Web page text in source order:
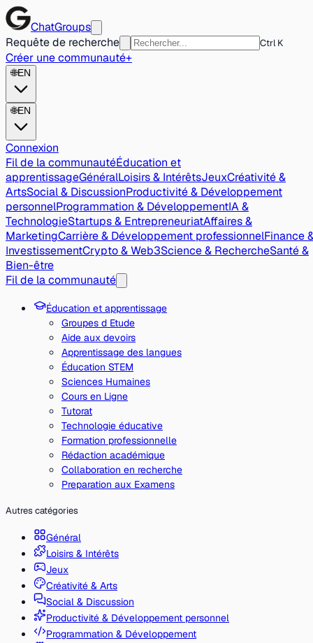
ChatGroups
Requête de recherche
Ctrl K
Créer une communauté+
🌐EN
🌐EN
Connexion
Fil de la communautéÉducation et
apprentissageGénéralLoisirs & IntérêtsJeuxCréativité &
ArtsSocial & DiscussionProductivité & Développement
personnelProgrammation & DéveloppementIA &
TechnologieStartups & EntrepreneuriatAffaires &
MarketingCarrière & Développement professionnelFinance
InvestissementCrypto & Web3Science & RechercheSanté &
Bien-être
Fil de la communauté
Éducation et apprentissage
Groupes d Etude
Aide aux devoirs
Apprentissage des langues
Éducation STEM
Sciences Humaines
Cours en Ligne
Tutorat
Technologie éducative
Formation professionnelle
Rédaction académique
Collaboration en recherche
Preparation aux Examens
Autres catégories
Général
Loisirs & Intérêts
Jeux
Créativité & Arts
Social & Discussion
Productivité & Développement personnel
Programmation & Développement